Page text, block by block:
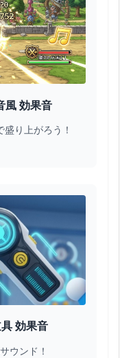
風 効果音
り上がろう！
効果音
ウンド！